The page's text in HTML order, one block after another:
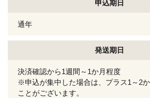
申込期日
通年
発送期日
決済確認から1週間～1か月程度
※申込が集中した場合は、プラス1～2
ことがございます。